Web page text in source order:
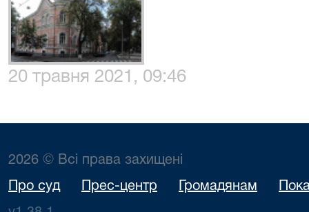
20 травня 2021, 09:46
2026 © Всі права захищені
Про суд Прес-центр Громадянам